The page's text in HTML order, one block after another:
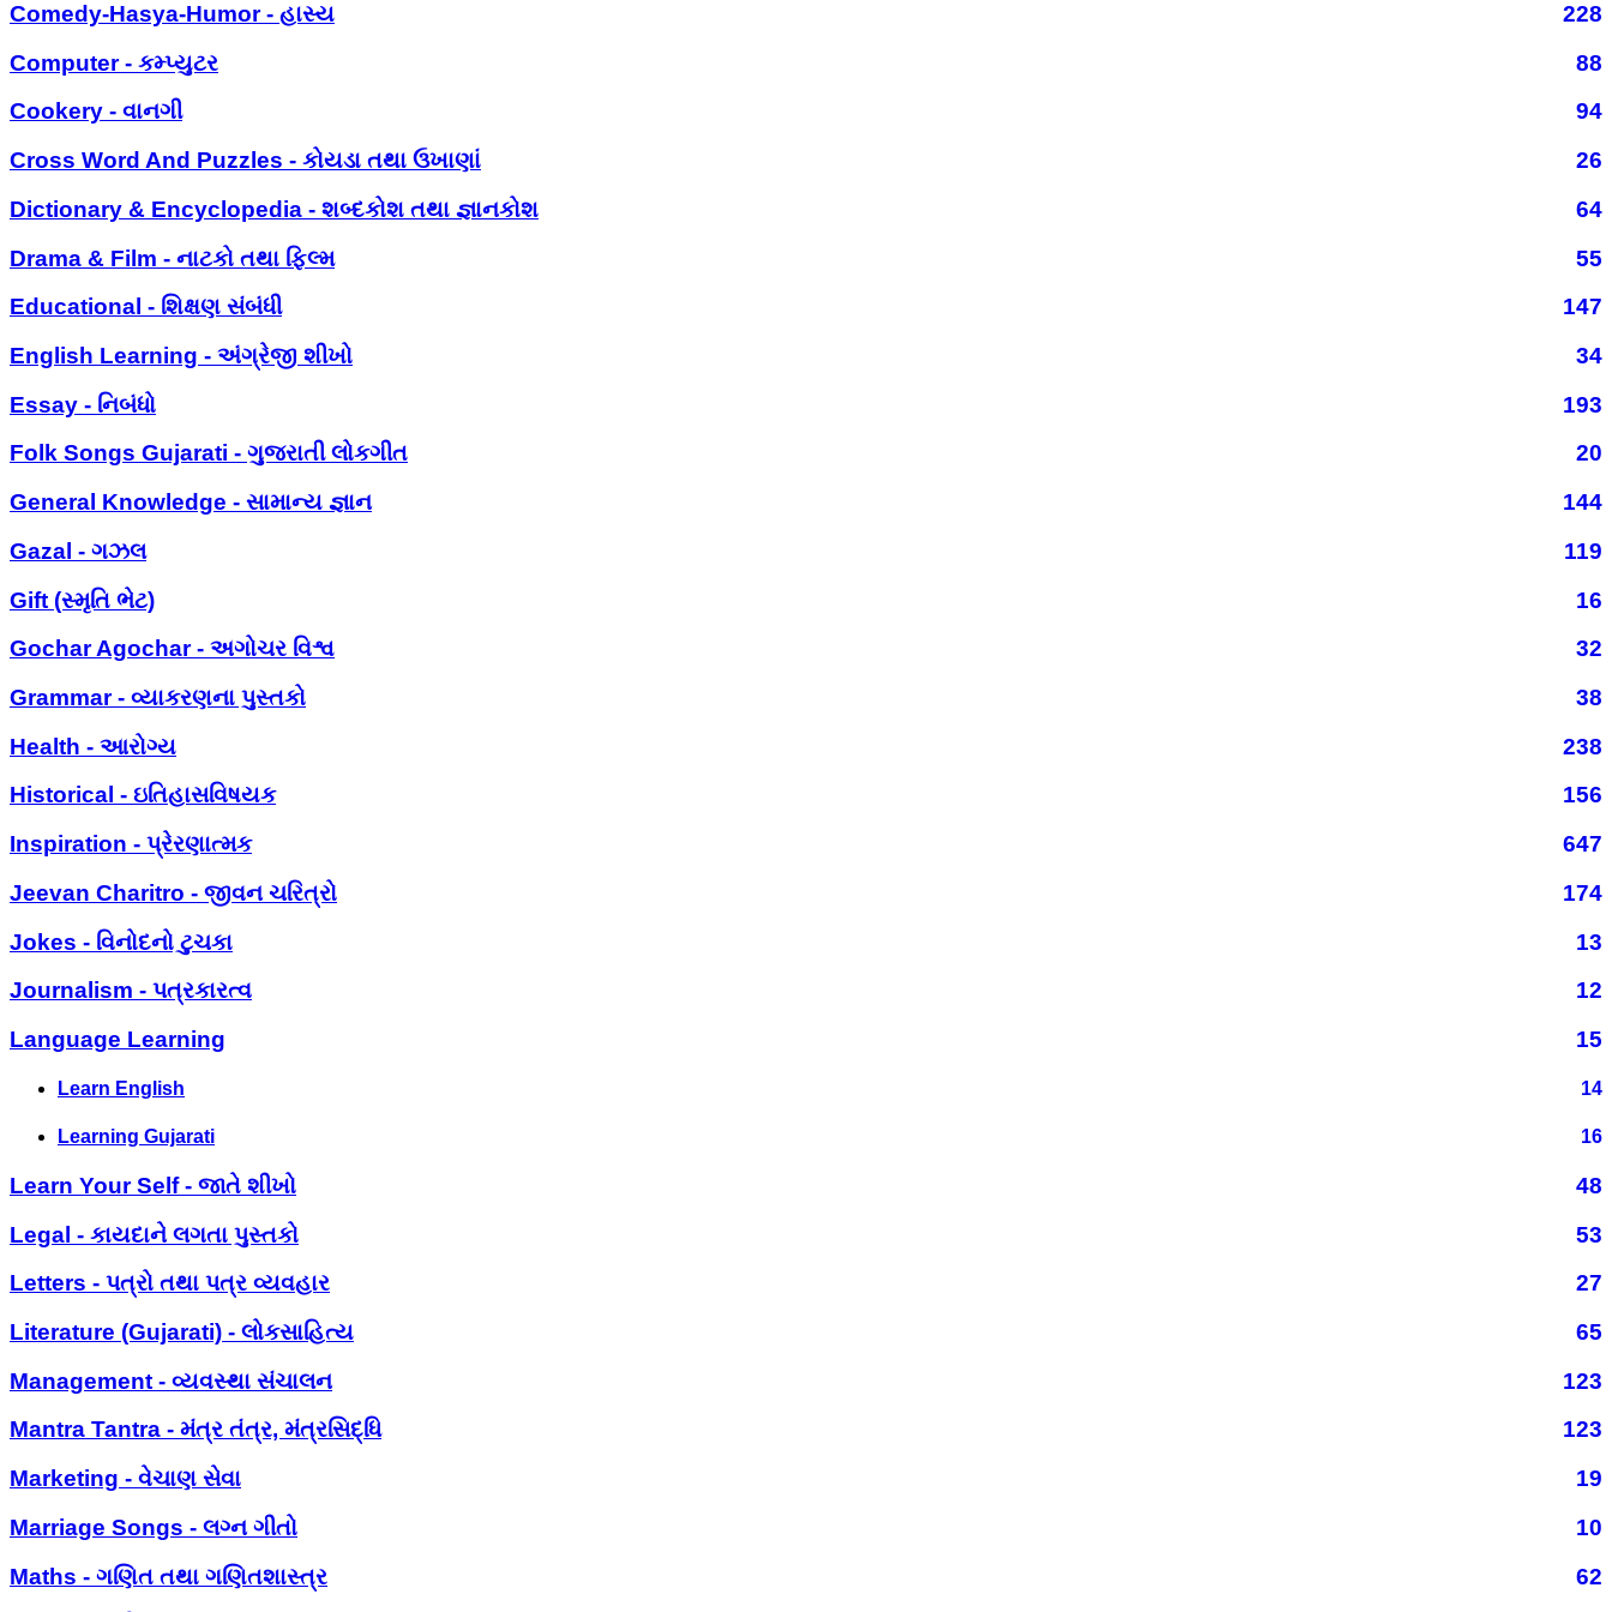
Comedy-Hasya-Humor - હાસ્ય
228
Computer - કમ્પ્યુટર
88
Cookery - વાનગી
94
Cross Word And Puzzles - કોયડા તથા ઉખાણાં
26
Dictionary & Encyclopedia - શબ્દકોશ તથા જ્ઞાનકોશ
64
Drama & Film - નાટકો તથા ફિલ્મ
55
Educational - શિક્ષણ સંબંધી
147
English Learning - અંગ્રેજી શીખો
34
Essay - નિબંધો
193
Folk Songs Gujarati - ગુજરાતી લોકગીત
20
General Knowledge - સામાન્ય જ્ઞાન
144
Gazal - ગઝલ
119
Gift (સ્મૃતિ ભેટ)
16
Gochar Agochar - અગોચર વિશ્વ
32
Grammar - વ્યાકરણના પુસ્તકો
38
Health - આરોગ્ય
238
Historical - ઇતિહાસવિષયક
156
Inspiration - પ્રેરણાત્મક
647
Jeevan Charitro - જીવન ચરિત્રો
174
Jokes - વિનોદનો ટુચકા
13
Journalism - પત્રકારત્વ
12
Language Learning
15
Learn English 14
Learning Gujarati 16
Learn Your Self - જાતે શીખો
48
Legal - કાયદાને લગતા પુસ્તકો
53
Letters - પત્રો તથા પત્ર વ્યવહાર
27
Literature (Gujarati) - લોકસાહિત્ય
65
Management - વ્યવસ્થા સંચાલન
123
Mantra Tantra - મંત્ર તંત્ર, મંત્રસિદ્ધિ
123
Marketing - વેચાણ સેવા
19
Marriage Songs - લગ્ન ગીતો
10
Maths - ગણિત તથા ગણિતશાસ્ત્ર
62